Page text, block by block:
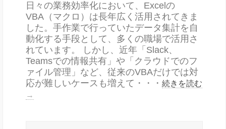
日々の業務効率化において、Excelの
VBA（マクロ）は長年広く活用されてきま
した。手作業で行っていたデータ集計を自
動化する手段として、多くの職場で活用さ
れています。 しかし、近年「Slack、
Teamsでの情報共有」や「クラウドでのフ
ァイル管理」など、従来のVBAだけでは対
応が難しいケースも増えて・・・ 続きを読む
→